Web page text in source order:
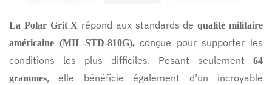
La Polar Grit X répond aux standards dequalité militaire
américaine (MIL-STD-810G),conçue pour supporter les
conditions les plus difficiles. Pesant seulement 64
grammes, elle bénéficie également d’un incroyable